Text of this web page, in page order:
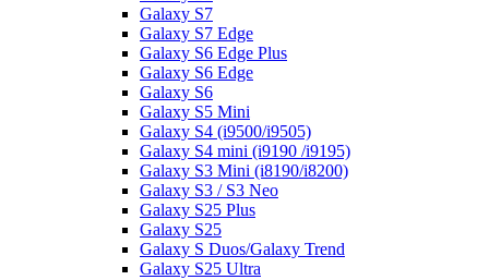
Galaxy S7
Galaxy S7 Edge
Galaxy S6 Edge Plus
Galaxy S6 Edge
Galaxy S6
Galaxy S5 Mini
Galaxy S4 (i9500/i9505)
Galaxy S4 mini (i9190 /i9195)
Galaxy S3 Mini (i8190/i8200)
Galaxy S3 / S3 Neo
Galaxy S25 Plus
Galaxy S25
Galaxy S Duos/Galaxy Trend
Galaxy S25 Ultra